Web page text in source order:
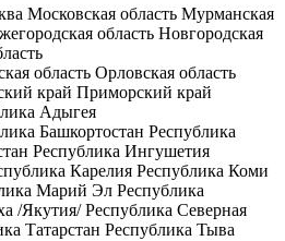
Московская область Мурманская
область Новгородская
область Орловская область
край Приморский край
Адыгея
Башкортостан Республика
Республика Ингушетия
Карелия Республика Коми
Марий Эл Республика
/Якутия/Республика Северная
Татарстан Республика Тыва